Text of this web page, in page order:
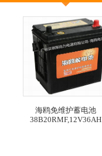
海鸥免维护蓄电池
38B20RMF,12V36AH